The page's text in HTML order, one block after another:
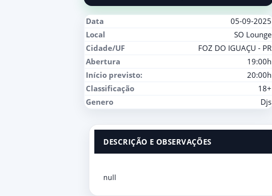
Data
05-09-2025
Local
SO Lounge
Cidade/UF
FOZ DO IGUAÇU - PR
Abertura
19:00h
Início previsto:
20:00h
Classificação
18+
Genero
Djs
DESCRIÇÃO E OBSERVAÇÕES
null